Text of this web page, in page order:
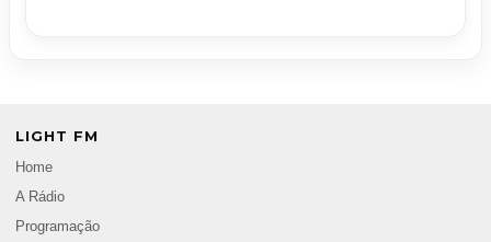
LIGHT FM
Home
A Rádio
Programação